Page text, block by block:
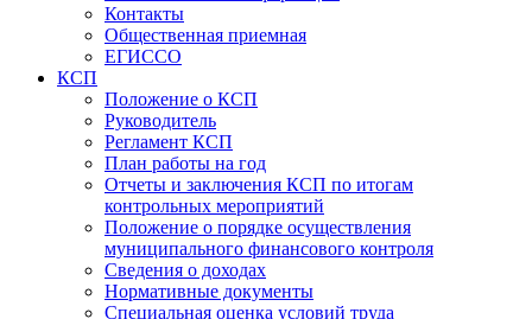
Контакты
Общественная приемная
ЕГИССО
КСП
Положение о КСП
Руководитель
Регламент КСП
План работы на год
Отчеты и заключения КСП по итогам
контрольных мероприятий
Положение о порядке осуществления
муниципального финансового контроля
Сведения о доходах
Нормативные документы
Специальная оценка условий труда